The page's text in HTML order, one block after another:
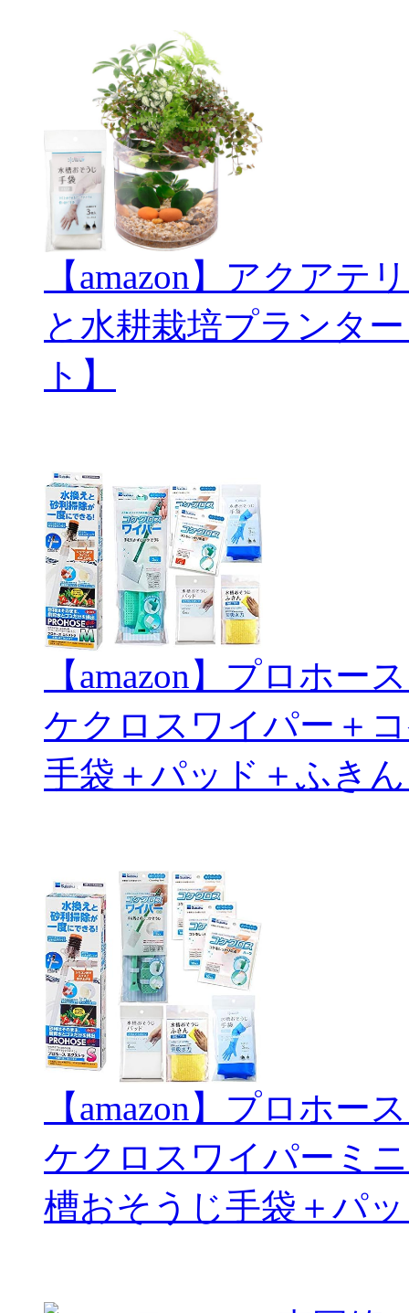
【amazon】アクアテ
と水耕栽培プランタ
ト】
【amazon】プロホ
ケクロスワイパー＋
手袋＋パッド＋ふき
【amazon】プロホー
ケクロスワイパーミ
槽おそうじ手袋＋パ